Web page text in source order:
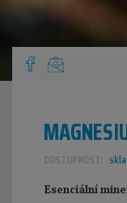
DOSTUPNOST:
Esenciální